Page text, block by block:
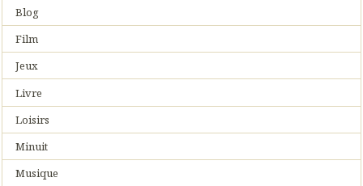
Blog
Film
Jeux
Livre
Loisirs
Minuit
Musique